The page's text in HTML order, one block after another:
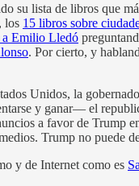
su lista de libros que
, los 15 libros sobre
a Emilio Lledó
. Por cierto, y
Unidos, la
y ganar— el
a favor de
Trump no puede
y de Internet como es